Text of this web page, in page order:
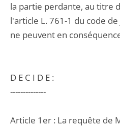
la partie perdante, au titre
l'article L. 761-1 du code
ne peuvent en
D E C I D E :
--------------
Article 1er : La requête de